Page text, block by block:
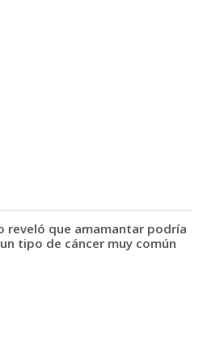
reveló que amamantar podría
tipo de cáncer muy común